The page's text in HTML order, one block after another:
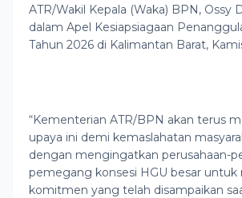
ATR/Wakil Kepala (Waka) BPN, Ossy
dalam Apel Kesiapsiagaan
Tahun 2026 di Kalimantan Barat,
“Kementerian ATR/BPN akan terus
upaya ini demi kemaslahatan
dengan mengingatkan perusahaan-
pemegang konsesi HGU besar untuk
komitmen yang telah disampaikan